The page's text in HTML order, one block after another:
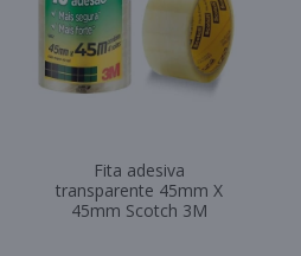
Fita adesiva
transparente 45mm X
45mm Scotch 3M